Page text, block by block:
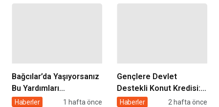
Bağcılar’da Yaşıyorsanız
Bu Yardımları
Alabilirsiniz: Başvuru
Haberler 1 hafta önce
Gençlere Devlet
Destekli Konut Kredisi: 3
Yıl Geri Ödemesiz, 5 Yıl
Haberler 2 hafta önce